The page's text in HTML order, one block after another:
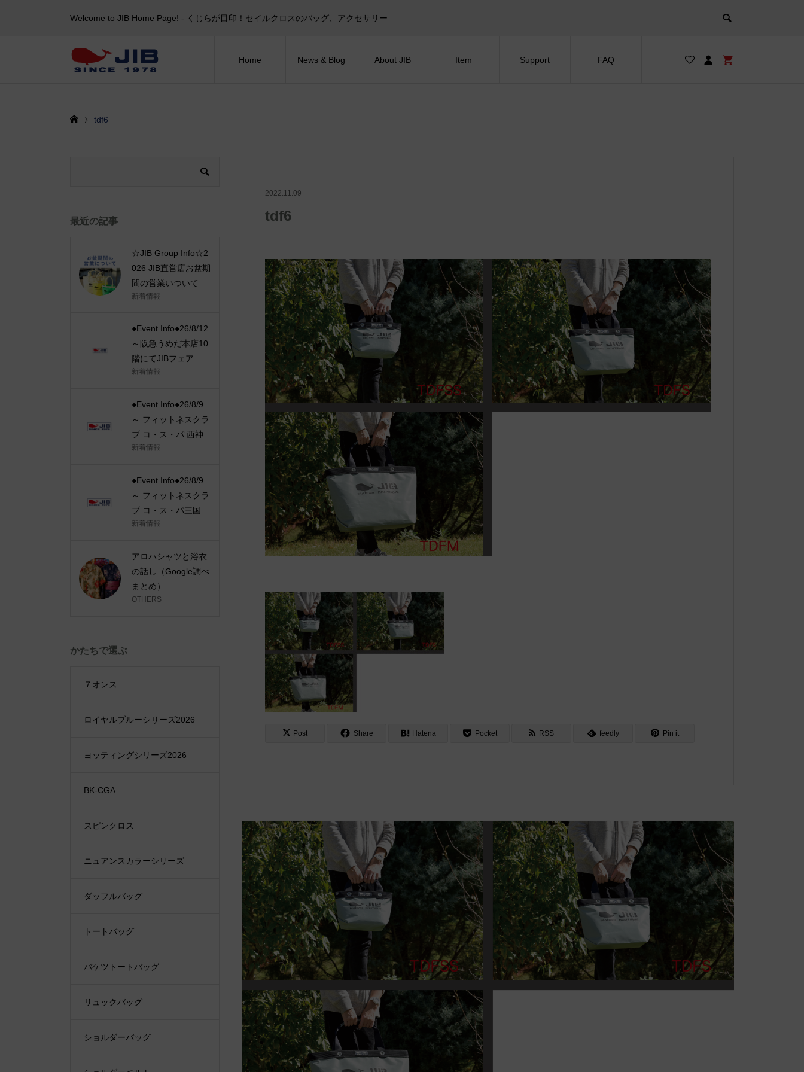
Welcome to JIB Home Page! ‐ くじらが目印！セイルクロスのバッグ、アクセサリー
Home News & Blog About JIB Item Support FAQ
tdf6
2022.11.09
tdf6
Post Share Hatena Pocket RSS feedly Pin it
最近の記事
☆JIB Group Info☆2
026 JIB直営店お盆期
間の営業いついて
新着情報
●Event Info●26/8/12
～阪急うめだ本店10
階にてJIBフェア
新着情報
●Event Info●26/8/9
～ フィットネスクラ
ブ コ・ス・パ 西神...
新着情報
●Event Info●26/8/9
～ フィットネスクラ
ブ コ・ス・パ三国...
新着情報
アロハシャツと浴衣
の話し（Google調べ
まとめ）
OTHERS
かたちで選ぶ
７オンス
ロイヤルブルーシリーズ2026
ヨッティングシリーズ2026
BK-CGA
スピンクロス
ニュアンスカラーシリーズ
ダッフルバッグ
トートバッグ
バケツトートバッグ
リュックバッグ
ショルダーバッグ